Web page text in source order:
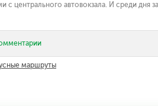
с центрального автовокзала. И среди дня
маршруты